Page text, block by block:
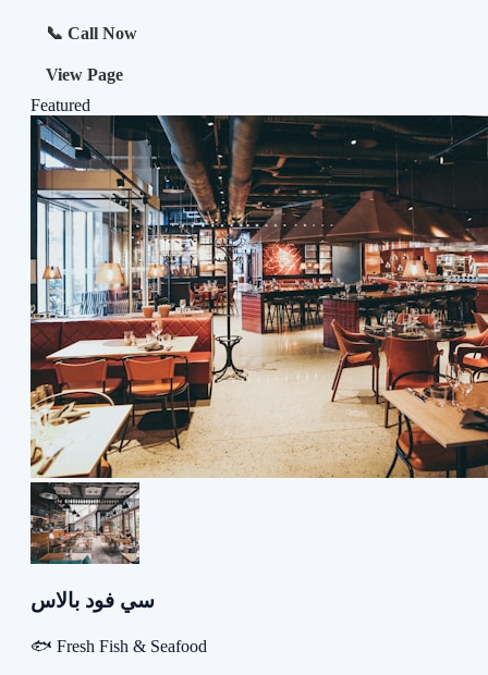
📞 Call Now
View Page
Featured
سي فود بالاس
🐟 Fresh Fish & Seafood